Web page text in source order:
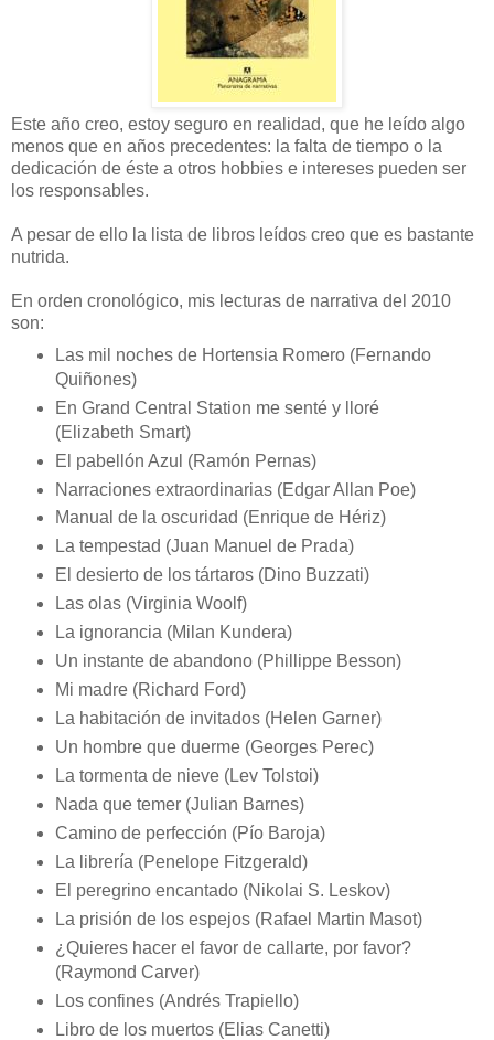
Este año creo, estoy seguro en realidad, que he leído algo
menos que en años precedentes: la falta de tiempo o la
dedicación de éste a otros hobbies e intereses pueden ser
los responsables.
A pesar de ello la lista de libros leídos creo que es bastante
nutrida.
En orden cronológico, mis lecturas de narrativa del 2010
son:
Las mil noches de Hortensia Romero (Fernando
Quiñones)
En Grand Central Station me senté y lloré
(Elizabeth Smart)
El pabellón Azul (Ramón Pernas)
Narraciones extraordinarias (Edgar Allan Poe)
Manual de la oscuridad (Enrique de Hériz)
La tempestad (Juan Manuel de Prada)
El desierto de los tártaros (Dino Buzzati)
Las olas (Virginia Woolf)
La ignorancia (Milan Kundera)
Un instante de abandono (Phillippe Besson)
Mi madre (Richard Ford)
La habitación de invitados (Helen Garner)
Un hombre que duerme (Georges Perec)
La tormenta de nieve (Lev Tolstoi)
Nada que temer (Julian Barnes)
Camino de perfección (Pío Baroja)
La librería (Penelope Fitzgerald)
El peregrino encantado (Nikolai S. Leskov)
La prisión de los espejos (Rafael Martin Masot)
¿Quieres hacer el favor de callarte, por favor?
(Raymond Carver)
Los confines (Andrés Trapiello)
Libro de los muertos (Elias Canetti)